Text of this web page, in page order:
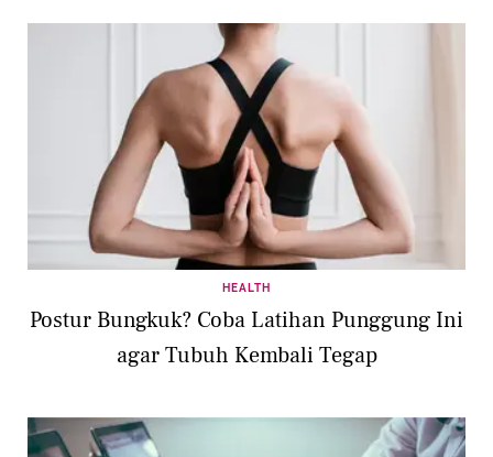
HEALTH
Postur Bungkuk? Coba Latihan Punggung Ini
agar Tubuh Kembali Tegap